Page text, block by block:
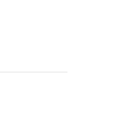
Rolle
an,
2Vi® Mips